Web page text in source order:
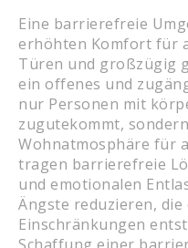
Eine barrierefreie
erhöhten Komfort für
Türen und großzügig
ein offenes und
nur Personen mit
zugutekommt,
Wohnatmosphäre für
tragen barrierefreie
und emotionalen
Ängste reduzieren,
Einschränkungen